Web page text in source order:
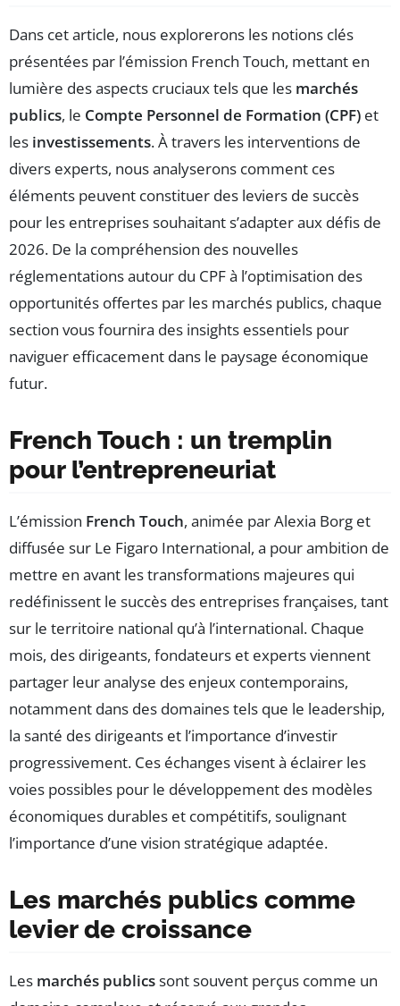
Dans cet article, nous explorerons les notions clés
présentées par l’émission French Touch, mettant en
lumière des aspects cruciaux tels que les marchés
publics, le Compte Personnel de Formation (CPF) et
les investissements. À travers les interventions de
divers experts, nous analyserons comment ces
éléments peuvent constituer des leviers de succès
pour les entreprises souhaitant s’adapter aux défis de
2026. De la compréhension des nouvelles
réglementations autour du CPF à l’optimisation des
opportunités offertes par les marchés publics, chaque
section vous fournira des insights essentiels pour
naviguer efficacement dans le paysage économique
futur.
French Touch : un tremplin
pour l’entrepreneuriat
L’émission French Touch, animée par Alexia Borg et
diffusée sur Le Figaro International, a pour ambition de
mettre en avant les transformations majeures qui
redéfinissent le succès des entreprises françaises, tant
sur le territoire national qu’à l’international. Chaque
mois, des dirigeants, fondateurs et experts viennent
partager leur analyse des enjeux contemporains,
notamment dans des domaines tels que le leadership,
la santé des dirigeants et l’importance d’investir
progressivement. Ces échanges visent à éclairer les
voies possibles pour le développement des modèles
économiques durables et compétitifs, soulignant
l’importance d’une vision stratégique adaptée.
Les marchés publics comme
levier de croissance
Les marchés publicssont souvent perçus comme un